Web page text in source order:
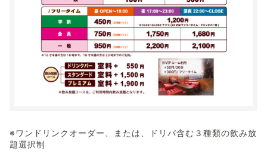
※ワンドリンクオーダー、または、ドリバ含む３種類の飲み放
題選択制